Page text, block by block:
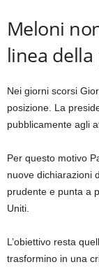
Meloni
linea
Nei giorni scorsi
posizione. La
pubblicamente agli
Per questo motivo
nuove dichiarazioni
prudente e punta a
Uniti.
L’obiettivo resta
trasformino in una